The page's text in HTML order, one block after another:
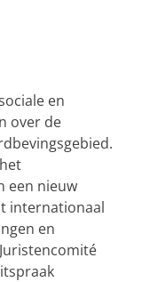
en
over de
een nieuw
internationaal
en